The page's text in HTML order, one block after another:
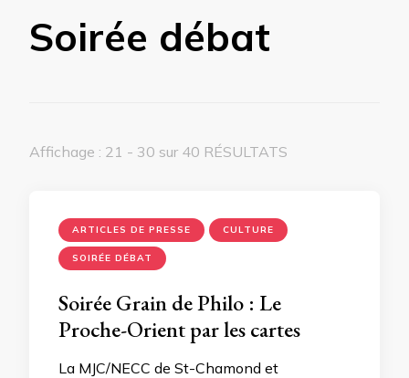
Soirée débat
Affichage : 21 - 30 sur 40 RÉSULTATS
ARTICLES DE PRESSE CULTURE
SOIRÉE DÉBAT
Soirée Grain de Philo : Le
Proche-Orient par les cartes
La MJC/NECC de St-Chamond et